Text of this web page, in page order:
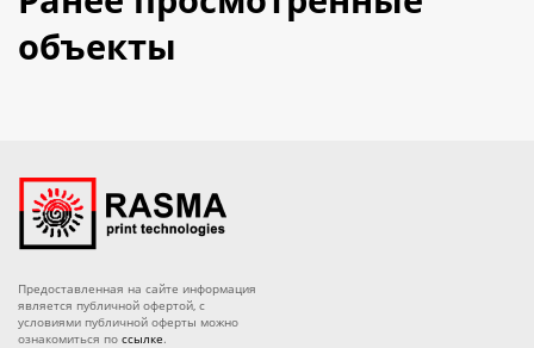
объекты
Предоставленная на сайте информация
является публичной офертой, с
условиями публичной оферты можно
ознакомиться по ссылке.